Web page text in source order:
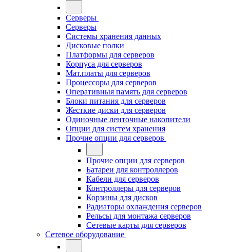
Серверы
Серверы
Системы хранения данных
Дисковые полки
Платформы для серверов
Корпуса для серверов
Мат.платы для серверов
Процессоры для серверов
Оперативныя память для серверов
Блоки питания для серверов
Жесткие диски для серверов
Одиночные ленточные накопители
Опции для систем хранения
Прочие опции для серверов
Прочие опции для серверов
Батареи для контроллеров
Кабели для серверов
Контроллеры для серверов
Корзины для дисков
Радиаторы охлаждения серверов
Рельсы для монтажа серверов
Сетевые карты для серверов
Сетевое оборудование